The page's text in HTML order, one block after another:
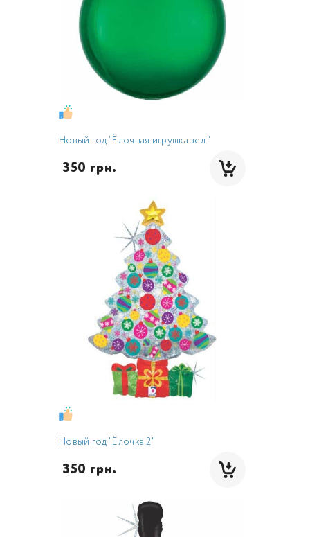
Новый год "Ёлочная игрушка зел."
350 грн.
Новый год "Ёлочка 2"
350 грн.